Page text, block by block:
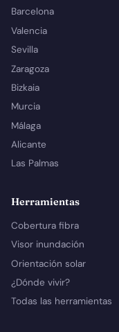
Barcelona
Valencia
Sevilla
Zaragoza
Bizkaia
Murcia
Málaga
Alicante
Las Palmas
Herramientas
Cobertura fibra
Visor inundación
Orientación solar
¿Dónde vivir?
Todas las herramientas